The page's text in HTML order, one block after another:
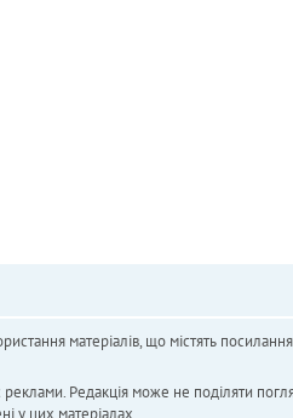
матеріалів, що містять
Редакція може не поділяти
у цих матеріалах.